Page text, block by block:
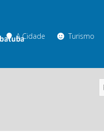
A Cidade Turismo